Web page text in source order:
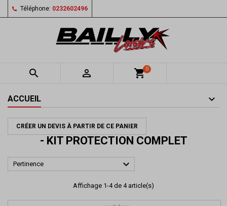
Téléphone: 0232602496
  shopping_cart0
ACCUEIL
CRÉER UN DEVIS À PARTIR DE CE PANIER
- KIT PROTECTION COMPLET
Pertinence 
Affichage 1-4 de 4 article(s)